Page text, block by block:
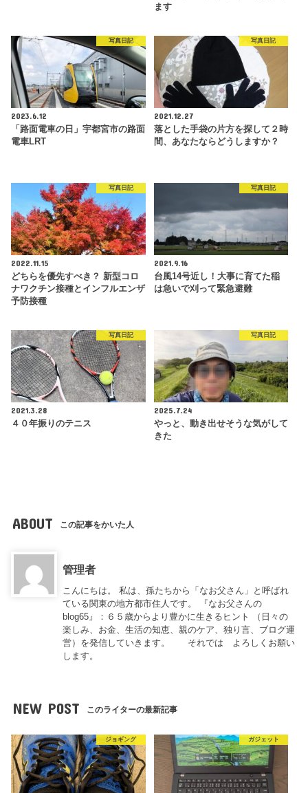
ます
写真日記
2023.6.12
「路面電車の日」宇都宮市の路面
電車LRT
写真日記
2021.12.27
落とした手袋の片方を探して２時
間、あなたならどうしますか？
写真日記
2022.11.15
どちらを優先すべき？ 新型コロ
ナワクチン接種とインフルエンザ
予防接種
写真日記
2021.9.16
台風14号近し！大事に育てた稲
は急いで刈って緊急避難
写真日記
2021.3.28
４０年振りのテニス
写真日記
2025.7.24
やっと、動き出せそうな気がして
きた
ABOUT この記事をかいた人
管理者
こんにちは。 私は、孫たちから「なお父さん」と呼ばれ
ている関東の地方都市住人です。 『なお父さんの
blog65』：６５歳からより豊かに生きるヒント （日々の
楽しみ、お金、生活の知恵、親のケア、独り言、ブログ運
営）を発信していきます。 それでは よろしくお願い
します。
NEW POST このライターの最新記事
ジョギング ガジェット